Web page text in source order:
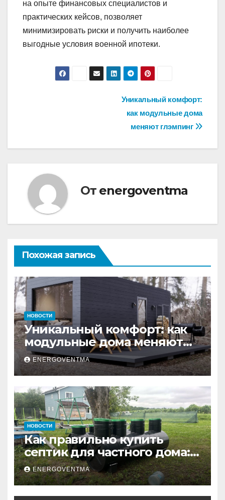
на опыте финансовых специалистов и
практических кейсов, позволяет
минимизировать риски и получить наиболее
выгодные условия военной ипотеки.
записям
Уникальный комфорт:
как модульные дома
меняют глэмпинг
От energoventma
Похожая запись
НОВОСТИ
Уникальный комфорт: как
модульные дома меняют
глэмпинг
ENERGOVENTMA
НОВОСТИ
Как правильно купить
септик для частного дома:
практический гид
ENERGOVENTMA